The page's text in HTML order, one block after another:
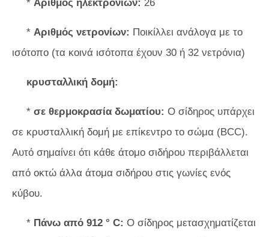
* Αριθμός ηλεκτρονίων: 26
* Αριθμός νετρονίων: Ποικίλλει ανάλογα με το
ισότοπο (τα κοινά ισότοπα έχουν 30 ή 32 νετρόνια)
κρυσταλλική δομή:
* σε θερμοκρασία δωματίου: Ο σίδηρος υπάρχει
σε κρυσταλλική δομή με επίκεντρο το σώμα (BCC).
Αυτό σημαίνει ότι κάθε άτομο σιδήρου περιβάλλεται
από οκτώ άλλα άτομα σιδήρου στις γωνίες ενός
κύβου.
* Πάνω από 912 ° C: Ο σίδηρος μετασχηματίζεται